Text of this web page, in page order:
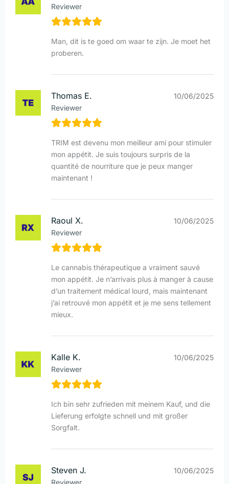
Reviewer
Man, dit is te goed om waar te zijn. Je moet het
proberen.
Thomas E.
Reviewer
10/06/2025
TRIM est devenu mon meilleur ami pour stimuler
mon appétit. Je suis toujours surpris de la
quantité de nourriture que je peux manger
maintenant !
Raoul X.
Reviewer
10/06/2025
Le cannabis thérapeutique a vraiment sauvé
mon appétit. Je n’arrivais plus à manger à cause
d’un traitement médical lourd, mais maintenant
j’ai retrouvé mon appétit et je me sens tellement
mieux.
Kalle K.
Reviewer
10/06/2025
Ich bin sehr zufrieden mit meinem Kauf, und die
Lieferung erfolgte schnell und mit großer
Sorgfalt.
Steven J.
Reviewer
10/06/2025